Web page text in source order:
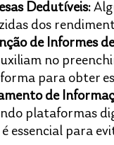
Dedutíveis:
dos
de Informes
no
para obter
de
plataformas
essencial para